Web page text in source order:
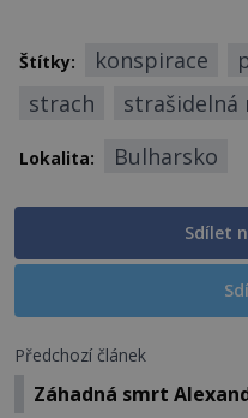
Štítky: konspirace
strach
strašidelná
Lokalita: Bulharsko
Sdílet
Předchozí článek
Záhadná smrt